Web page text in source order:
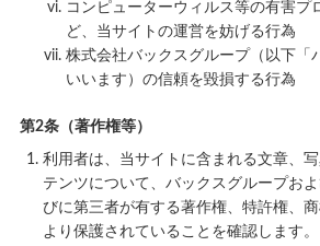
コンピューターウィルス等の有害プ
ど、当サイトの運営を妨げる行為
株式会社バックスグループ（以下「
いいます）の信頼を毀損する行為
第2条（著作権等）
利用者は、当サイトに含まれる文章、
テンツについて、バックスグループお
びに第三者が有する著作権、特許権、
より保護されていることを確認します。